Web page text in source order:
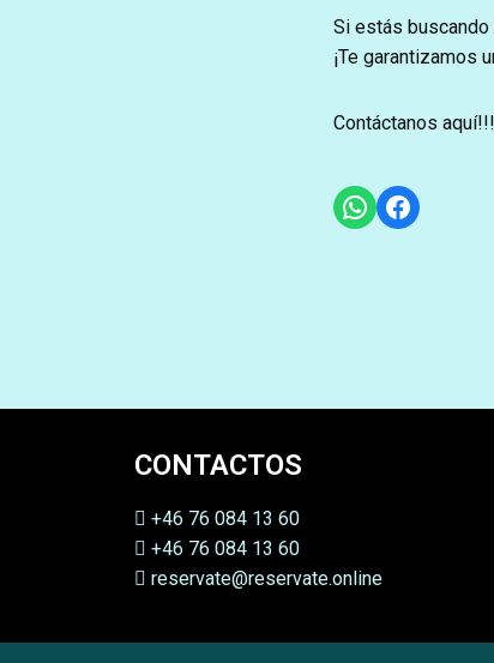
Si estás buscando
¡Te garantizamos
Contáctanos aquí!!!
CONTACTOS
+46 76 084 13 60
+46 76 084 13 60
reservate@reservate.online